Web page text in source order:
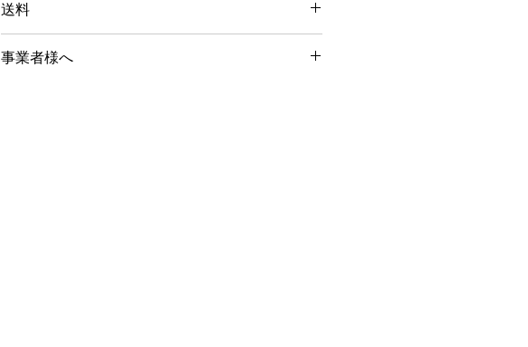
フィルター（急冷）
コールドブリュー
エスプレッソ
送料
事業者様へ